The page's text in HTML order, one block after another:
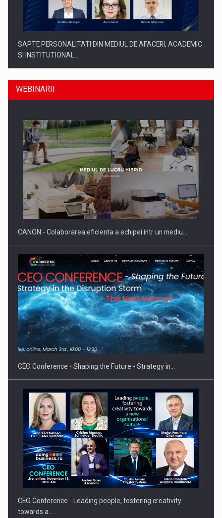
SAPTE PERSONALITATI DIN MEDIUL DE AFACERI, ACADEMIC
SI INSTITUTIONAL…
SYCLEF isi consolideaza prezenta in Romania printr-o a
doua…
Fondul de investitii BoldMind si echipa de management a…
WEBINARII
CANON - Colaborarea eficienta a echipei intr un mediu…
CEO Conference - Shaping the Future - Strategy in…
CEO Conference - Leading people, fostering creativity
towards a…